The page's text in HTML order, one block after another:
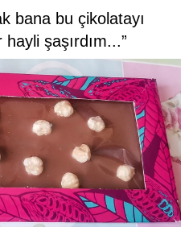
bana bu çikolatayı
şaşırdım...”